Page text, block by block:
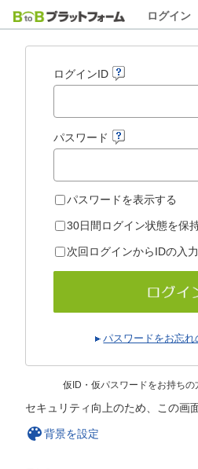
ログイン
ログインID
パスワード
パスワードを表示する
30日間ログイン状態を保
次回ログインからIDの入
パスワードをお忘れ
仮ID・仮パスワードをお持ちの
セキュリティ向上のため、この画
背景を設定